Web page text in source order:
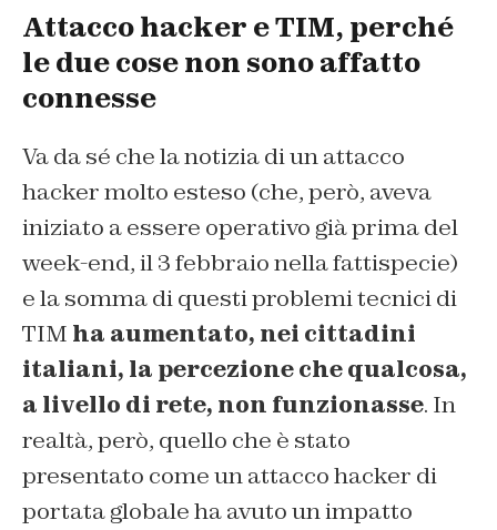
Attacco hacker e TIM, perché
le due cose non sono affatto
connesse
Va da sé che la notizia di un attacco
hacker molto esteso (che, però, aveva
iniziato a essere operativo già prima del
week-end, il 3 febbraio nella fattispecie)
e la somma di questi problemi tecnici di
TIM ha aumentato, nei cittadini
italiani, la percezione che qualcosa,
a livello di rete, non funzionasse. In
realtà, però, quello che è stato
presentato come un attacco hacker di
portata globale ha avuto un impatto